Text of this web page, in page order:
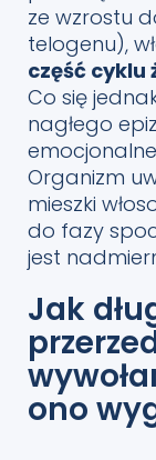
ze wzrostu
telogenu),
część cyklu
Co się
nagłego
Organizm
mieszki
do fazy
jest
Jak
ono